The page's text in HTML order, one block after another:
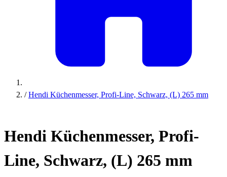
/ Hendi Küchenmesser, Profi-Line, Schwarz, (L) 265 mm
Hendi Küchenmesser, Profi-
Line, Schwarz, (L) 265 mm